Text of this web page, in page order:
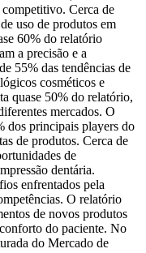
Cerca de
uso de produtos em
60% do relatório
a precisão e a
55% das tendências de
cosméticos e
quase 50% do relatório,
mercados. O
dos principais players do
de produtos. Cerca de
de
dentária.
enfrentados pela
O relatório
de novos produtos
do paciente. No
do Mercado de